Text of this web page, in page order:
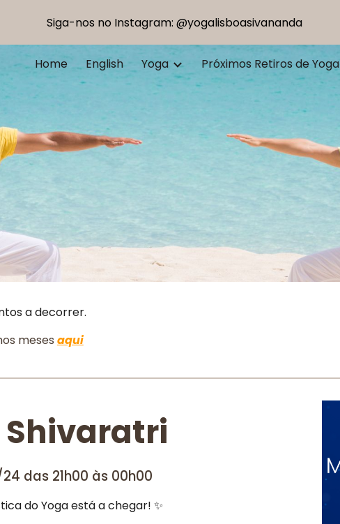
Skip to main content Skip to navigation
Siga-nos no Instagram: @yogalisboasivananda
Home English Yoga Próximos Retiros de Yoga
a decorrer.
meses aqui
das 21h00 às 00h00
do Yoga está a chegar! ✨